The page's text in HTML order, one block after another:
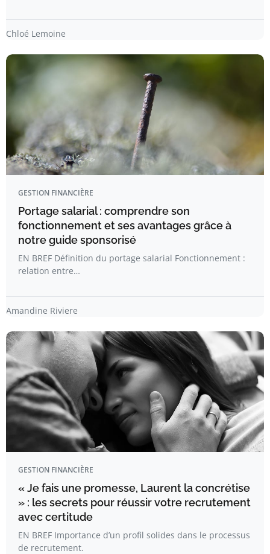
Chloé Lemoine
GESTION FINANCIÈRE
Portage salarial : comprendre son
fonctionnement et ses avantages grâce à
notre guide sponsorisé
EN BREF Définition du portage salarial Fonctionnement :
relation entre…
Amandine Riviere
GESTION FINANCIÈRE
« Je fais une promesse, Laurent la concrétise
» : les secrets pour réussir votre recrutement
avec certitude
EN BREF Importance d’un profil solides dans le processus
de recrutement.